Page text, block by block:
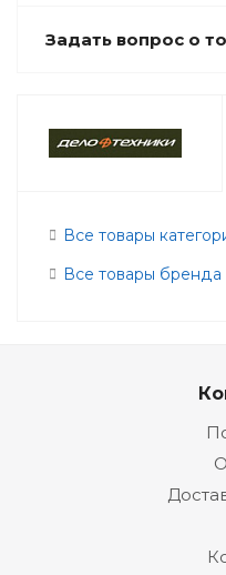
Задать вопрос о
Все товары
Все товары